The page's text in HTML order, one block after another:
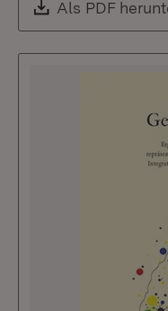
Download:
Als PDF